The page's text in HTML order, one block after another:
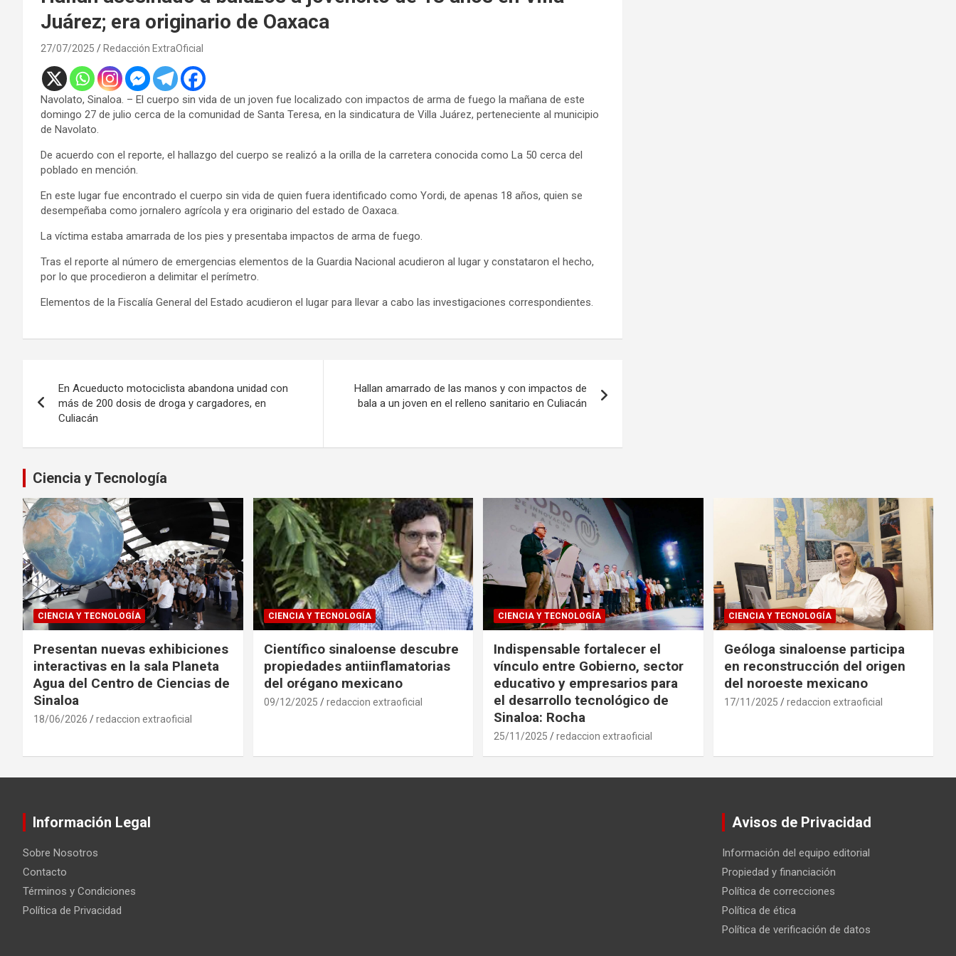
Juárez; era originario de Oaxaca
27/07/2025 Redacción ExtraOficial
Navolato, Sinaloa. – El cuerpo sin vida de un joven fue localizado con impactos de arma de fuego la mañana de este
domingo 27 de julio cerca de la comunidad de Santa Teresa, en la sindicatura de Villa Juárez, perteneciente al municipio
de Navolato.
De acuerdo con el reporte, el hallazgo del cuerpo se realizó a la orilla de la carretera conocida como La 50 cerca del
poblado en mención.
En este lugar fue encontrado el cuerpo sin vida de quien fuera identificado como Yordi, de apenas 18 años, quien se
desempeñaba como jornalero agrícola y era originario del estado de Oaxaca.
La víctima estaba amarrada de los pies y presentaba impactos de arma de fuego.
Tras el reporte al número de emergencias elementos de la Guardia Nacional acudieron al lugar y constataron el hecho,
por lo que procedieron a delimitar el perímetro.
Elementos de la Fiscalía General del Estado acudieron el lugar para llevar a cabo las investigaciones correspondientes.
de
En Acueducto motociclista abandona unidad con
más de 200 dosis de droga y cargadores, en
Culiacán
Hallan amarrado de las manos y con impactos de
bala a un joven en el relleno sanitario en Culiacán
Ciencia y Tecnología
CIENCIA Y TECNOLOGÍA
Presentan nuevas exhibiciones
interactivas en la sala Planeta
Agua del Centro de Ciencias de
Sinaloa
18/06/2026 redaccion extraoficial
CIENCIA Y TECNOLOGÍA
Científico sinaloense descubre
propiedades antiinflamatorias
del orégano mexicano
09/12/2025 redaccion extraoficial
CIENCIA Y TECNOLOGÍA
Indispensable fortalecer el
vínculo entre Gobierno, sector
educativo y empresarios para
el desarrollo tecnológico de
Sinaloa: Rocha
25/11/2025 redaccion extraoficial
CIENCIA Y TECNOLOGÍA
Geóloga sinaloense participa
en reconstrucción del origen
del noroeste mexicano
17/11/2025 redaccion extraoficial
Información Legal
Sobre Nosotros
Contacto
Términos y Condiciones
Política de Privacidad
Avisos de Privacidad
Información del equipo editorial
Propiedad y financiación
Política de correcciones
Política de ética
Política de verificación de datos